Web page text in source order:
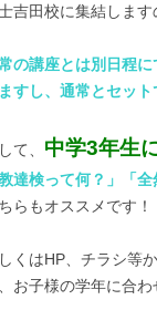
吉田校に集結します
の講座とは別日程
すし、通常とセッ
て、 中学3年生
教達検って何？」「
らもオススメです！
くはHP、チラシ等
お子様の学年に合わ